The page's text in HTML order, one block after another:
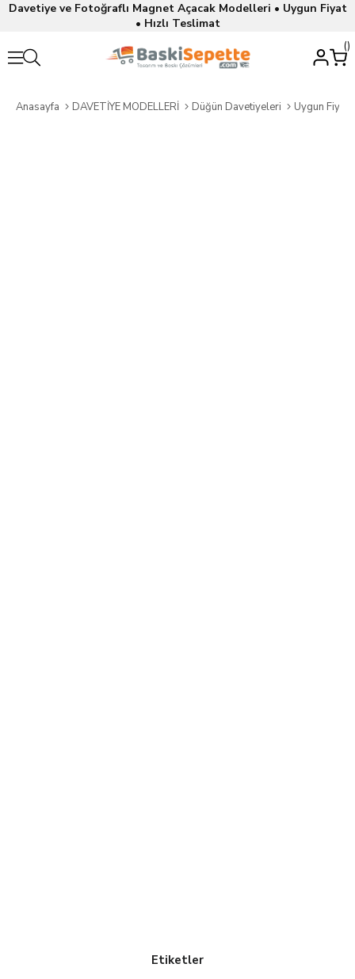
Davetiye ve Fotoğraflı Magnet Açacak Modelleri • Uygun Fiyat
• Hızlı Teslimat
Anasayfa DAVETİYE MODELLERİ Düğün Davetiyeleri Uygun
Etiketler